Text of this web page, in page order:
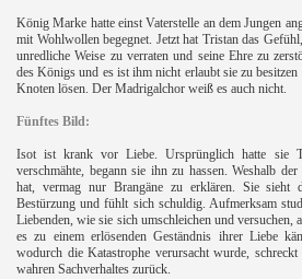
König Marke hatte einst Vaterstelle an dem Jungen
mit Wohlwollen begegnet. Jetzt hat Tristan das
unredliche Weise zu verraten und seine Ehre zu
des Königs und es ist ihm nicht erlaubt sie zu
Knoten lösen. Der Madrigalchor weiß es auch nicht.
Fünftes Bild:
Isot ist krank vor Liebe. Ursprünglich hatte sie
verschmähte, begann sie ihn zu hassen. Weshalb
hat, vermag nur Brangäne zu erklären. Sie
Bestürzung und fühlt sich schuldig. Aufmerksam
Liebenden, wie sie sich umschleichen und versuchen,
es zu einem erlösenden Geständnis ihrer Liebe
wodurch die Katastrophe verursacht wurde,
wahren Sachverhaltes zurück.